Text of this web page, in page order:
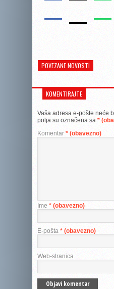
POVEZANE NOVOSTI
KOMENTIRAJTE
Vaša adresa e-pošte neće
polja su označena sa *
Komentar * (obavezno)
Ime * (obavezno)
E-pošta * (obavezno)
Web-stranica